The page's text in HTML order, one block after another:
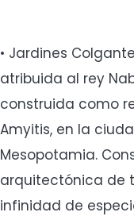
• Jardines
atribuida al rey
construida como
Amyitis, en la
Mesopotamia.
arquitectónica de
infinidad de